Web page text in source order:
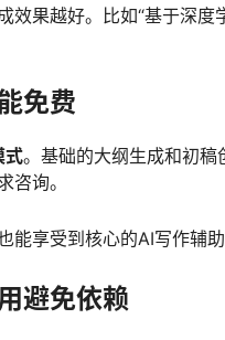
效果越好。比如“基于深
免费
式。基础的大纲生成和初
咨询。
享受到核心的AI写作辅助
避免依赖